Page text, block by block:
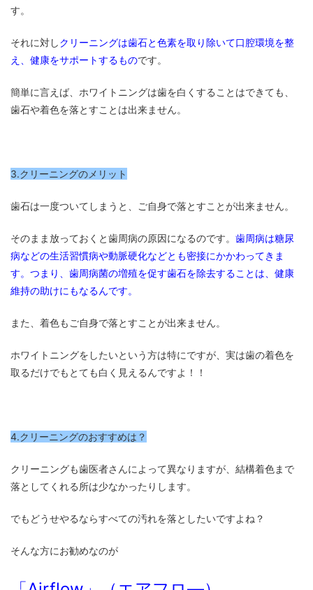
す。
それに対しクリーニングは歯石と色素を取り除いて口腔環境を整
え、健康をサポートするものです。
簡単に言えば、ホワイトニングは歯を白くすることはできても、
歯石や着色を落とすことは出来ません。
3.クリーニングのメリット
歯石は一度ついてしまうと、ご自身で落とすことが出来ません。
そのまま放っておくと歯周病の原因になるのです。 歯周病は糖尿
病などの生活習慣病や動脈硬化などとも密接にかかわってきま
す。つまり、歯周病菌の増殖を促す歯石を除去することは、健康
維持の助けにもなるんです。
また、着色もご自身で落とすことが出来ません。
ホワイトニングをしたいという方は特にですが、実は歯の着色を
取るだけでもとても白く見えるんですよ！！
4.クリーニングのおすすめは？
クリーニングも歯医者さんによって異なりますが、結構着色まで
落としてくれる所は少なかったりします。
でもどうせやるならすべての汚れを落としたいですよね？
そんな方にお勧めなのが